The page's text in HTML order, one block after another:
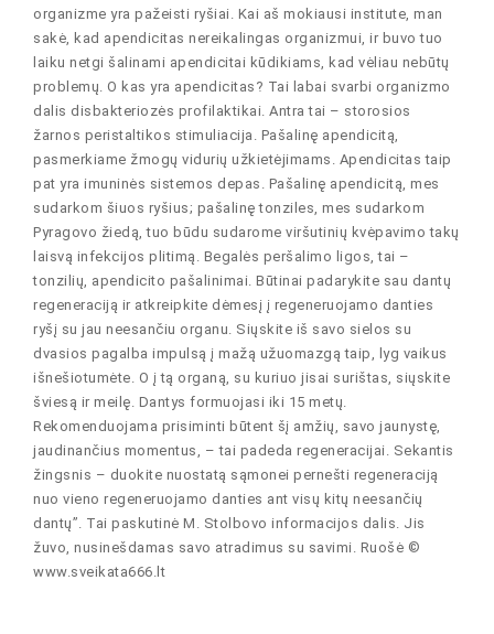
organizme yra pažeisti ryšiai. Kai aš mokiausi institute, man
sakė, kad apendicitas nereikalingas organizmui, ir buvo tuo
laiku netgi šalinami apendicitai kūdikiams, kad vėliau nebūtų
problemų. O kas yra apendicitas? Tai labai svarbi organizmo
dalis disbakteriozės profilaktikai. Antra tai – storosios
žarnos peristaltikos stimuliacija. Pašalinę apendicitą,
pasmerkiame žmogų vidurių užkietėjimams. Apendicitas taip
pat yra imuninės sistemos depas. Pašalinę apendicitą, mes
sudarkom šiuos ryšius; pašalinę tonziles, mes sudarkom
Pyragovo žiedą, tuo būdu sudarome viršutinių kvėpavimo takų
laisvą infekcijos plitimą. Begalės peršalimo ligos, tai –
tonzilių, apendicito pašalinimai. Būtinai padarykite sau dantų
regeneraciją ir atkreipkite dėmesį į regeneruojamo danties
ryšį su jau neesančiu organu. Siųskite iš savo sielos su
dvasios pagalba impulsą į mažą užuomazgą taip, lyg vaikus
išnešiotumėte. O į tą organą, su kuriuo jisai surištas, siųskite
šviesą ir meilę. Dantys formuojasi iki 15 metų.
Rekomenduojama prisiminti būtent šį amžių, savo jaunystę,
jaudinančius momentus, – tai padeda regeneracijai. Sekantis
žingsnis – duokite nuostatą sąmonei pernešti regeneraciją
nuo vieno regeneruojamo danties ant visų kitų neesančių
dantų”. Tai paskutinė M. Stolbovo informacijos dalis. Jis
žuvo, nusinešdamas savo atradimus su savimi. Ruošė ©
www.sveikata666.lt